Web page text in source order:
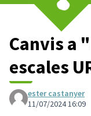
Canvis a
escales
ester castanyer
11/07/2024 16:09